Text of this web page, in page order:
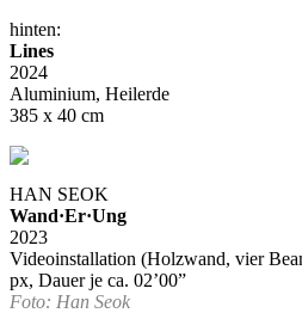
hinten:
Lines
2024
Aluminium, Heilerde
385 x 40 cm
HAN SEOK
Wand·Er·Ung
2023
Videoinstallation (Holzwand, vier
px, Dauer je ca. 02’00”
Foto: Han Seok